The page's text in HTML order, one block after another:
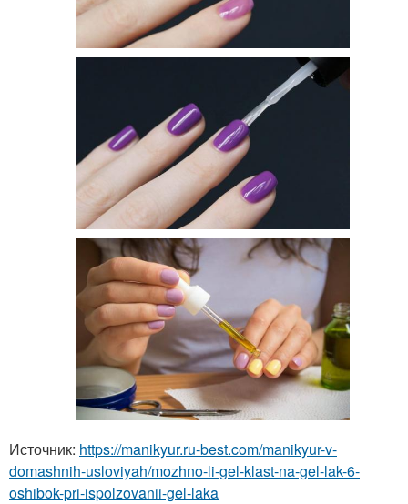
Источник: https://manikyur.ru-best.com/manikyur-v-
domashnih-usloviyah/mozhno-li-gel-klast-na-gel-lak-6-
oshibok-pri-ispolzovanii-gel-laka